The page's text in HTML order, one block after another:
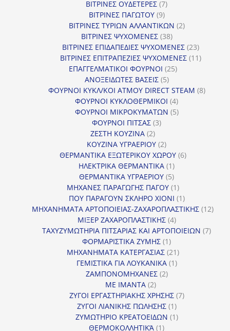
προϊόντα
ΒΙΤΡΙΝΕΣ ΟΥΔΕΤΕΡΕΣ 77
ΒΙΤΡΙΝΕΣ ΠΑΓΩΤΟΥ 99
προϊόντα
ΒΙΤΡΙΝΕΣ ΤΥΡΙΩΝ ΑΛΛΑΝΤΙΚΩΝ 22
ΒΙΤΡΙΝΕΣ ΨΥΧΟΜΕΝΕΣ 3838
προϊόντα
ΒΙΤΡΙΝΕΣ ΕΠΙΔΑΠΕΔΙΕΣ ΨΥΧΟΜΕΝΕΣ 2323
προϊόντα
ΒΙΤΡΙΝΕΣ ΕΠΙΤΡΑΠΕΖΙΕΣ ΨΥΧΟΜΕΝΕΣ 1111
ΕΠΑΓΓΕΛΜΑΤΙΚΟΙ ΦΟΥΡΝΟΙ 2525
ΑΝΟΞΕΙΔΩΤΕΣ ΒΑΣΕΙΣ 55
προϊόντα
ΦΟΥΡΝΟΙ ΚΥΚΛ/ΚΟΙ ΑΤΜΟΥ DIRECT STEAM 88
ΦΟΥΡΝΟΙ ΚΥΚΛΟΘΕΡΜΙΚΟΙ 44
προϊόντα
ΦΟΥΡΝΟΙ ΜΙΚΡΟΚΥΜΑΤΩΝ 55
ΦΟΥΡΝΟΙ ΠΙΤΣΑΣ 33
ΖΕΣΤΗ ΚΟΥΖΙΝΑ 22
προϊόντα
ΚΟΥΖΙΝΑ ΥΓΡΑΕΡΙΟΥ 22
προϊόντα
ΘΕΡΜΑΝΤΙΚΑ ΕΞΩΤΕΡΙΚΟΥ ΧΩΡΟΥ 66
ΗΛΕΚΤΡΙΚΑ ΘΕΡΜΑΝΤΙΚΑ 11
προϊόν
ΘΕΡΜΑΝΤΙΚΑ ΥΓΡΑΕΡΙΟΥ 55
προϊόντα
ΜΗΧΑΝΕΣ ΠΑΡΑΓΩΓΗΣ ΠΑΓΟΥ 11
προϊόν
ΠΟΥ ΠΑΡΑΓΟΥΝ ΣΚΛΗΡΟ ΧΙΟΝΙ 11
προϊόν
ΜΗΧΑΝΗΜΑΤΑ ΑΡΤΟΠΟΙΕΙΑΣ-ΖΑΧΑΡΟΠΛΑΣΤΙΚΗΣ 1212
ΜΙΞΕΡ ΖΑΧΑΡΟΠΛΑΣΤΙΚΗΣ 44
προϊόντα
ΤΑΧΥΖΥΜΩΤΗΡΙΑ ΠΙΤΣΑΡΙΑΣ ΚΑΙ ΑΡΤΟΠΟΙΕΙΩΝ 77
ΦΟΡΜΑΡΙΣΤΙΚΑ ΖΥΜΗΣ 11
προϊόν
ΜΗΧΑΝΗΜΑΤΑ ΚΑΤΕΡΓΑΣΙΑΣ 2121
προϊόντα
ΓΕΜΙΣΤΙΚΑ ΓΙΑ ΛΟΥΚΑΝΙΚΑ 11
ΖΑΜΠΟΝΟΜΗΧΑΝΕΣ 22
ΜΕ ΙΜΑΝΤΑ 22
προϊόντα
ΖΥΓΟΙ ΕΡΓΑΣΤΗΡΙΑΚΗΣ ΧΡΗΣΗΣ 77
ΖΥΓΟΙ ΛΙΑΝΙΚΗΣ ΠΩΛΗΣΗΣ 11
προϊόν
ΖΥΜΩΤΗΡΙΟ ΚΡΕΑΤΟΕΙΔΩΝ 11
ΘΕΡΜΟΚΟΛΛΗΤΙΚΆ 11